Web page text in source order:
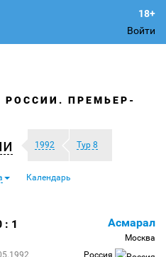
Войти
ПРЕМЬЕР-
1992 Тур 8
Календарь
: 1 Асмарал
Москва
Россия